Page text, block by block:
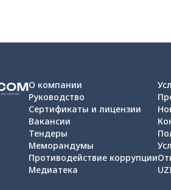
О компании
Руководство
Сертификаты и лицензии
Вакансии
Тендеры
Меморандумы
Противодействие коррупции
Медиатека